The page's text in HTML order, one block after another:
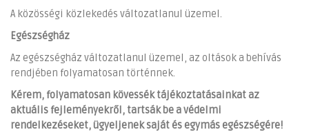
A közösségi közlekedés változatlanul üzemel.
Egészségház
Az egészségház változatlanul üzemel, az oltások a behívás
rendjében folyamatosan történnek.
Kérem, folyamatosan kövessék tájékoztatásainkat az
aktuális fejleményekről, tartsák be a védelmi
rendelkezéseket, ügyeljenek saját és egymás egészségére!